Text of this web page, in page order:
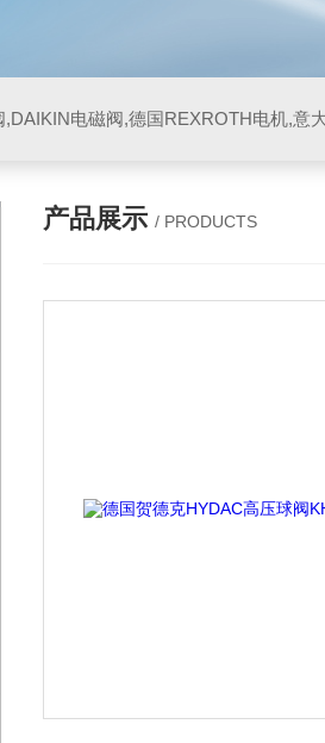
,DAIKIN电磁阀,德国REXROTH电机,意
产品展示 / PRODUCTS